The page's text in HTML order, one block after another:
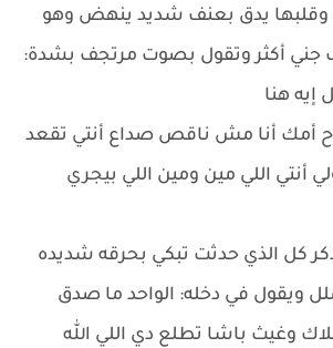
يدق بعنف شديد ينهض وهو
جني أكثر وتقول بصوت مرتجف بشدة:
إيه هنا
أمك أنا مش ناقص صداع أنتي تقعد
أنتي اللي مين ومين اللي بيجري
كل الذي حدثت تبكي بحرقه شديده
ويقول في دخله: الواحد ما صدق
وغيث باشا تطلع دي اللي الله